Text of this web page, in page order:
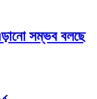
সম্ভব বলছে